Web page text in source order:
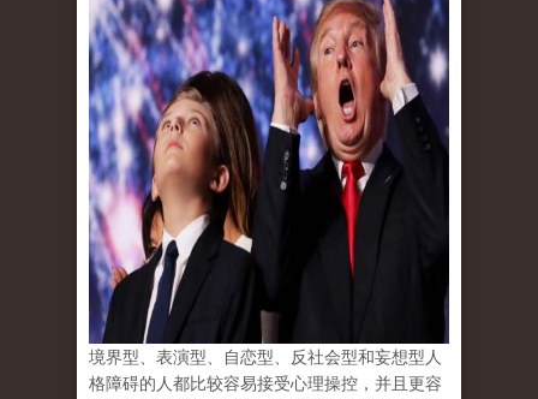
境界型、表演型、自恋型、反社会型和妄想型人
格障碍的人都比较容易接受心理操控，并且更容